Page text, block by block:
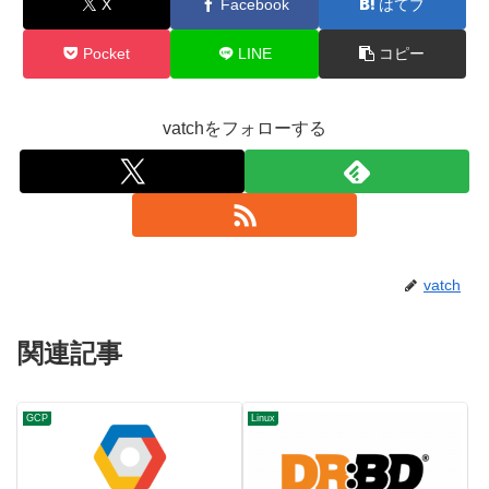
X Facebook はてブ
Pocket LINE コピー
vatchをフォローする
vatch
関連記事
GCP Linux